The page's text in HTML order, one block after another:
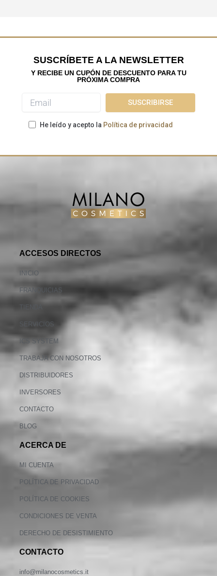
SUSCRÍBETE A LA NEWSLETTER
Y RECIBE UN CUPÓN DE DESCUENTO PARA TU
PRÓXIMA COMPRA
He leído y acepto la Política de privacidad
ACCESOS DIRECTOS
INICIO
FRANQUICIAS
TIENDA
SERVICIOS
ICS SYSTEM
TRABAJA CON NOSOTROS
DISTRIBUIDORES
INVERSORES
CONTACTO
BLOG
ACERCA DE
MI CUENTA
POLÍTICA DE PRIVACIDAD
POLÍTICA DE COOKIES
CONDICIONES DE VENTA
DERECHO DE DESISTIMIENTO
CONTACTO
info@milanocosmetics.it